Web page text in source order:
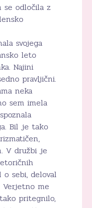
se odločila z
svojega
leto
Najini
pravljični.
neka
sem imela
Bil je tako
V družbi je
sebi, deloval
Verjetno me
pritegnilo,